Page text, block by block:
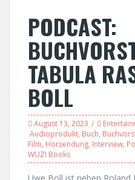
PODCAST:
TABULA
BOLL
August 13, 2023
Audioprodukt, Buch,
Film, Hörsendung, Interview,
WUZI Books